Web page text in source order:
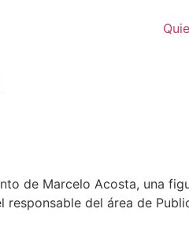
de Marcelo Acosta, una
del área de